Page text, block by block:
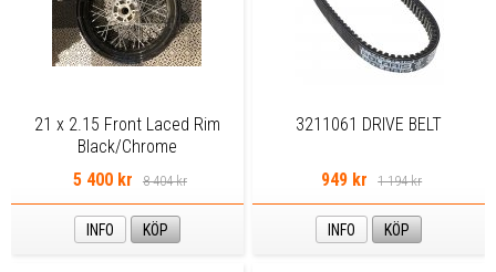
21 x 2.15 Front Laced Rim
Black/Chrome
5 400 kr
8 404 kr
INFO KÖP
3211061 DRIVE BELT
949 kr 1 194 kr
INFO KÖP